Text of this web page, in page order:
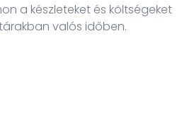
a készleteket és költségeket
valós időben.